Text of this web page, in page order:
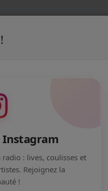
DJ !
Instagram
: lives, coulisses et
Rejoignez la
!